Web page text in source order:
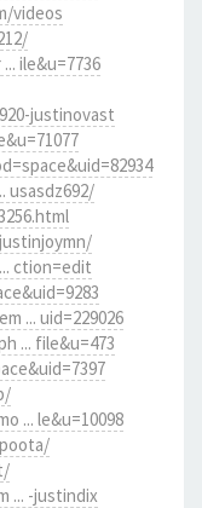
videos
ile&u=7736
justinovast
ction=edit
... uid=229026
... file&u=473
... le&u=10098
... -justindix